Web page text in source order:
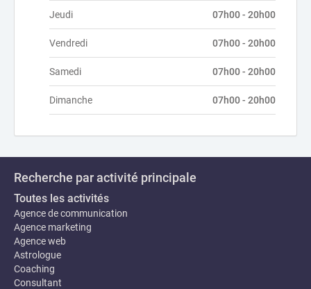
Jeudi 07h00 - 20h00
Vendredi 07h00 - 20h00
Samedi 07h00 - 20h00
Dimanche 07h00 - 20h00
Recherche par activité principale
Toutes les activités
Agence de communication
Agence marketing
Agence web
Astrologue
Coaching
Consultant